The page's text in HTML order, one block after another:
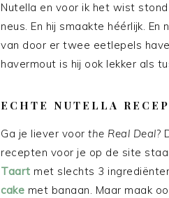
Nutella en voor ik het wist
neus. En hij smaakte héérlijk.
van door er twee eetlepels
havermout is hij ook lekker als
ECHTE NUTELLA
Ga je liever voor the Real Deal?
recepten voor je op de site
Taart met slechts 3
cake met banaan. Maar maak